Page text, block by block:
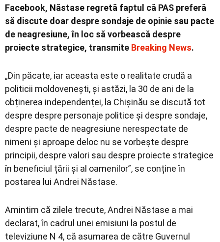
Facebook, Năstase regretă faptul că PAS preferă
să discute doar despre sondaje de opinie sau pacte
de neagresiune, în loc să vorbească despre
proiecte strategice, transmite Breaking News.
„Din păcate, iar aceasta este o realitate crudă a
politicii moldovenești, și astăzi, la 30 de ani de la
obținerea independenței, la Chișinău se discută tot
despre despre personaje politice și despre sondaje,
despre pacte de neagresiune nerespectate de
nimeni și aproape deloc nu se vorbește despre
principii, despre valori sau despre proiecte strategice
în beneficiul țării și al oamenilor”, se conține în
postarea lui Andrei Năstase.
Amintim că zilele trecute, Andrei Năstase a mai
declarat, în cadrul unei emisiuni la postul de
televiziune N 4, că asumarea de către Guvernul